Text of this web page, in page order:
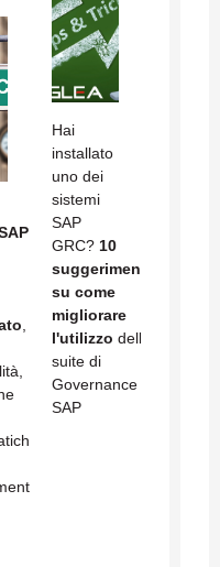
Hai
installato
uno dei
sistemi
SAP
GRC? 10
suggerimenti
su come
migliorare
l'utilizzo della
suite di
Governance
SAP